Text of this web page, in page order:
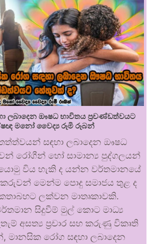
ලබාදෙන ඖෂධ භාවිතය ප්‍රචණ්ඩත්වයට
මනෝ වෛද්‍ය රූමි රූබන්
සඳහා ලබාදෙන ඖෂධ
රෝගීන් හෝ සාමාන්‍ය පුද්ගලයන්
විය හැකි ද යන්න වර්තමානයේ
මෙන්ම පොදු සමාජය තුළ ද
ලක්වන මාතෘකාවකි.
සිදුවීම් මුල් කොට මාධ්‍ය
අසත්‍ය ප්‍රචාර සහ කරුණු විකෘති
මානසික රෝග සඳහා ලබාදෙන